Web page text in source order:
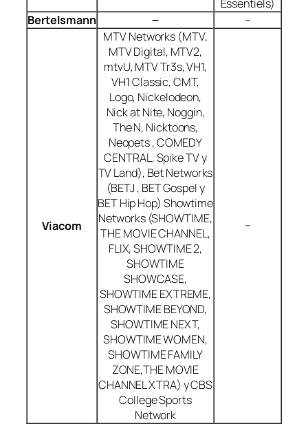
Essentiels)
Bertelsmann
– –
Viacom
MTV Networks (MTV,
MTV Digital, MTV2,
mtvU, MTV Tr3s, VH1,
VH1 Classic, CMT,
Logo, Nickelodeon,
Nick at Nite, Noggin,
The N, Nicktoons,
Neopets , COMEDY
CENTRAL, Spike TV y
TV Land), Bet Networks
(BETJ , BET Gospel y
BET Hip Hop) Showtime
Networks (SHOWTIME,
THE MOVIE CHANNEL,
FLIX, SHOWTIME 2,
SHOWTIME
SHOWCASE,
SHOWTIME EXTREME,
SHOWTIME BEYOND,
SHOWTIME NEXT,
SHOWTIME WOMEN,
SHOWTIME FAMILY
ZONE,THE MOVIE
CHANNEL XTRA) y CBS
College Sports
Network
–